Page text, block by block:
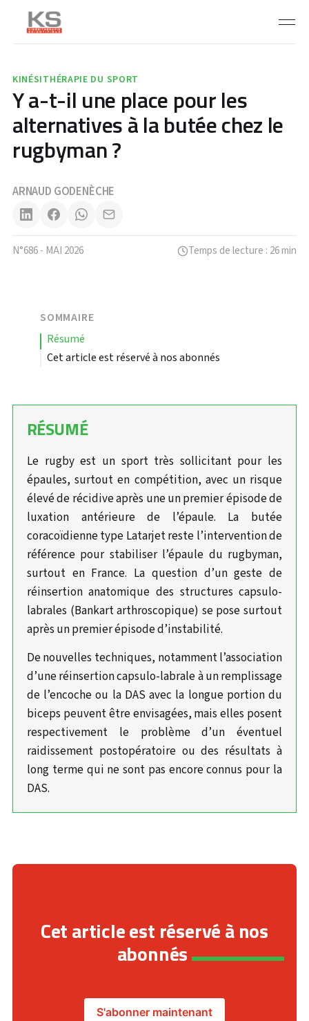
KINÉSITHÉRAPIE DU SPORT
Y a-t-il une place pour les
alternatives à la butée chez le
rugbyman ?
ARNAUD GODENÈCHE
N°686 - MAI 2026 Temps de lecture : 26 min
SOMMAIRE
résumé
Cet article est réservé à nos abonnés
RÉSUMÉ
Le rugby est un sport très sollicitant pour les
épaules, surtout en compétition, avec un risque
élevé de récidive après une un premier épisode de
luxation antérieure de l’épaule. La butée
coracoïdienne type Latarjet reste l’intervention de
référence pour stabiliser l’épaule du rugbyman,
surtout en France. La question d’un geste de
réinsertion anatomique des structures capsulo-
labrales (Bankart arthroscopique) se pose surtout
après un premier épisode d’instabilité.
De nouvelles techniques, notamment l’association
d’une réinsertion capsulo-labrale à un remplissage
de l’encoche ou la DAS avec la longue portion du
biceps peuvent être envisagées, mais elles posent
respectivement le problème d’un éventuel
raidissement postopératoire ou des résultats à
long terme qui ne sont pas encore connus pour la
DAS.
Cet article est réservé à nos
abonnés
S'abonner maintenant